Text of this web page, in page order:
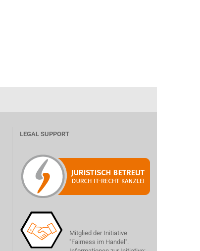
LEGAL SUPPORT
Mitglied der Initiative
"Fairness im Handel".